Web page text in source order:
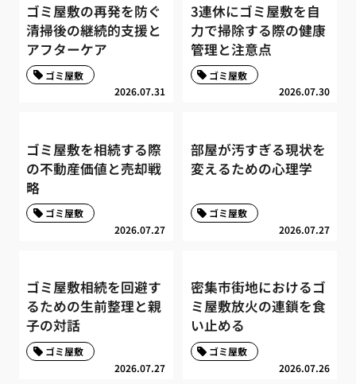
ゴミ屋敷の再発を防ぐ
清掃後の継続的支援と
アフターケア
2026.07.31
ゴミ屋敷
3連休にゴミ屋敷を自
力で掃除する際の健康
管理と注意点
2026.07.30
ゴミ屋敷
ゴミ屋敷を相続する際
の不動産価値と売却戦
略
2026.07.27
ゴミ屋敷
部屋が汚すぎる現状を
変えるための心理学
2026.07.27
ゴミ屋敷
ゴミ屋敷相続を回避す
るための生前整理と親
子の対話
2026.07.27
ゴミ屋敷
密集市街地におけるゴ
ミ屋敷放火の連鎖を食
い止める
2026.07.26
ゴミ屋敷